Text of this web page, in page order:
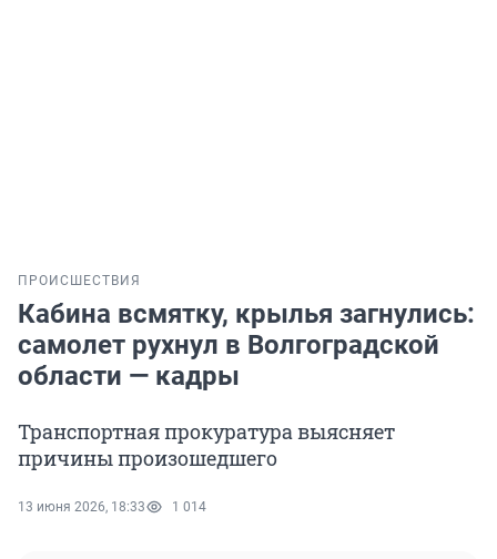
ПРОИСШЕСТВИЯ
Кабина всмятку, крылья загнулись:
самолет рухнул в Волгоградской
области — кадры
Транспортная прокуратура выясняет
причины произошедшего
13 июня 2026, 18:33 1 014